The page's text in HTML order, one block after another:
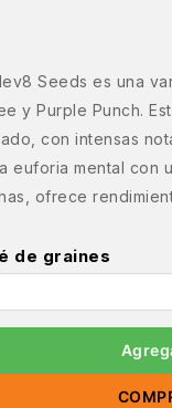
Seeds es una
y Purple Punch.
con intensas
euforia mental con
ofrece
de graines